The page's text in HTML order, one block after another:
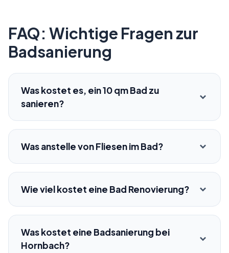
FAQ: Wichtige Fragen zur
Badsanierung
Was kostet es, ein 10 qm Bad zu
sanieren?
Was anstelle von Fliesen im Bad?
Wie viel kostet eine Bad Renovierung?
Was kostet eine Badsanierung bei
Hornbach?